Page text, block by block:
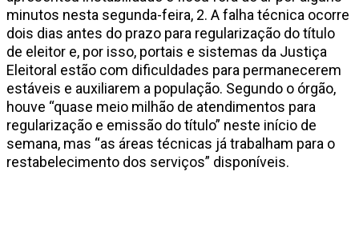
minutos nesta segunda-feira, 2. A falha técnica ocorre
dois dias antes do prazo para regularização do título
de eleitor e, por isso, portais e sistemas da Justiça
Eleitoral estão com dificuldades para permanecerem
estáveis e auxiliarem a população. Segundo o órgão,
houve “quase meio milhão de atendimentos para
regularização e emissão do título” neste início de
semana, mas “as áreas técnicas já trabalham para o
restabelecimento dos serviços” disponíveis.